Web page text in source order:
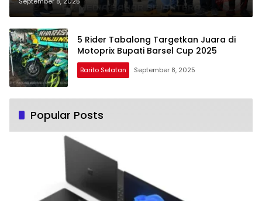
5 Rider Tabalong Targetkan Juara di
Motoprix Bupati Barsel Cup 2025
Barito Selatan September 8, 2025
Popular Posts